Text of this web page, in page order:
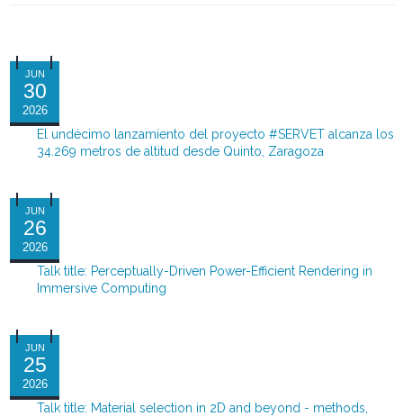
JUN
30
2026
El undécimo lanzamiento del proyecto #SERVET alcanza los
34.269 metros de altitud desde Quinto, Zaragoza
JUN
26
2026
Talk title: Perceptually-Driven Power-Efficient Rendering in
Immersive Computing
JUN
25
2026
Talk title: Material selection in 2D and beyond - methods,